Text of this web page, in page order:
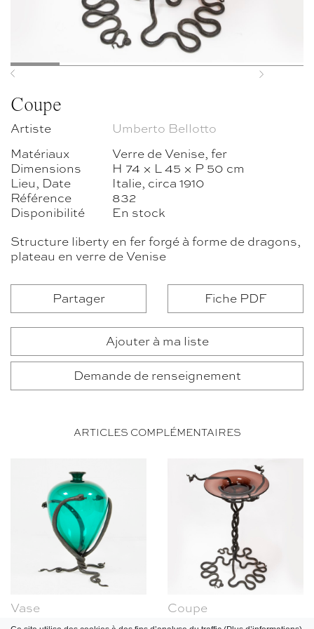
Previous Next
Coupe
Artiste
Umberto Bellotto
Matériaux
Verre de Venise, fer
Dimensions
H 74 × L 45 × P 50 cm
Lieu, Date
Italie, circa 1910
Référence
832
Disponibilité
En stock
Structure liberty en fer forgé à forme de dragons,
plateau en verre de Venise
Partager Fiche PDF
Ajouter à ma liste
Demande de renseignement
ARTICLES COMPLÉMENTAIRES
Vase
Umberto Bellotto, 1920
Coupe
Umberto Bellotto, circa